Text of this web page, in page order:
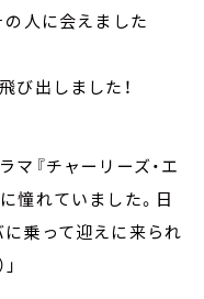
の人に会えました
び出しました！
マ『チャーリーズ・エ
憧れていました。日
乗って迎えに来られ